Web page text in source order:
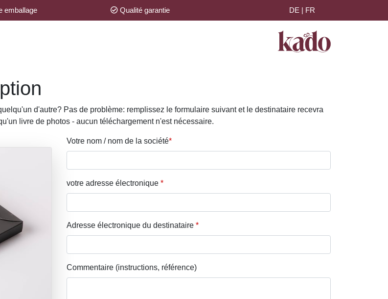
emballage Qualité garantie DE | FR
d'autre? Pas de problème: remplissez le formulaire suivant et le destinataire recevra
livre de photos - aucun téléchargement n'est nécessaire.
Votre nom / nom de la société*
votre adresse électronique *
Adresse électronique du destinataire *
Commentaire (instructions, référence)